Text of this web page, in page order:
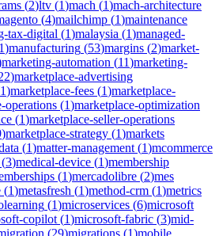
(2)ltv (1)mach (1)mach-architecture
(4)mailchimp (1)maintenance
tax-digital (1)malaysia (1)managed-
1)manufacturing (53)margins (2)market-
marketing-automation (11)marketing-
)marketplace-advertising
1)marketplace-fees (1)marketplace-
operations (1)marketplace-optimization
(1)marketplace-seller-operations
)marketplace-strategy (1)markets
(1)matter-management (1)mcommerce
(3)medical-device (1)membership
(1)mercadolibre (2)mes
(1)metasfresh (1)method-crm (1)metrics
(1)microservices (6)microsoft
copilot (1)microsoft-fabric (3)mid-
(29)migrations (1)mobile